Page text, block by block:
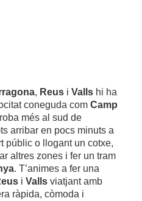
, Reus i Valls hi ha
coneguda com Camp
més al sud de
arribar en pocs minuts a
públic o llogant un cotxe,
altres zones i fer un tram
. T’animes a fer una
i Valls viatjant amb
ràpida, còmoda i